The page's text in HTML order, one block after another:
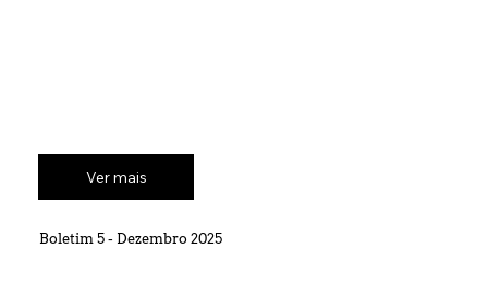
Ver mais
Boletim 5 - Dezembro 2025